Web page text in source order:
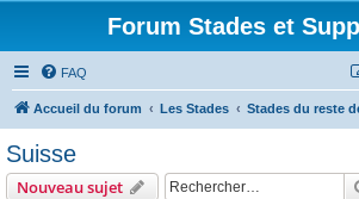
Forum Stades et
FAQ
Accueil du forum Les Stades Stades du reste
Suisse
Nouveau sujet